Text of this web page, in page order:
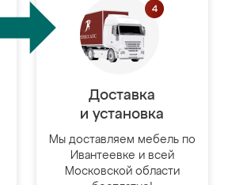
Доставка
и установка
Мы доставляем мебель по
Ивантеевке и всей
Московской области